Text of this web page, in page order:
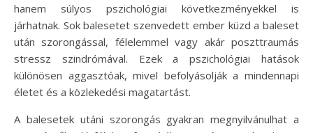
hanem súlyos pszichológiai következményekkel is
járhatnak. Sok balesetet szenvedett ember küzd a baleset
után szorongással, félelemmel vagy akár poszttraumás
stressz szindrómával. Ezek a pszichológiai hatások
különösen aggasztóak, mivel befolyásolják a mindennapi
életet és a közlekedési magatartást.
A balesetek utáni szorongás gyakran megnyilvánulhat a